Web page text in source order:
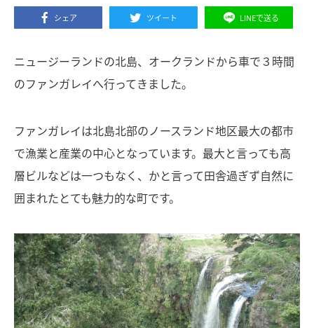
シェア ツイート LINEで送る
ニュージーランドの北島、オークランドから車で３時間
のファンガレイへ行ってきました。
ファンガレイは北島北部のノースランド地区最大の都市
で漁業と産業の中心となっています。最大と言っても高
層ビルなどは一つもなく、かと言って田舎過ぎず自然に
囲まれたとても魅力的な町です。